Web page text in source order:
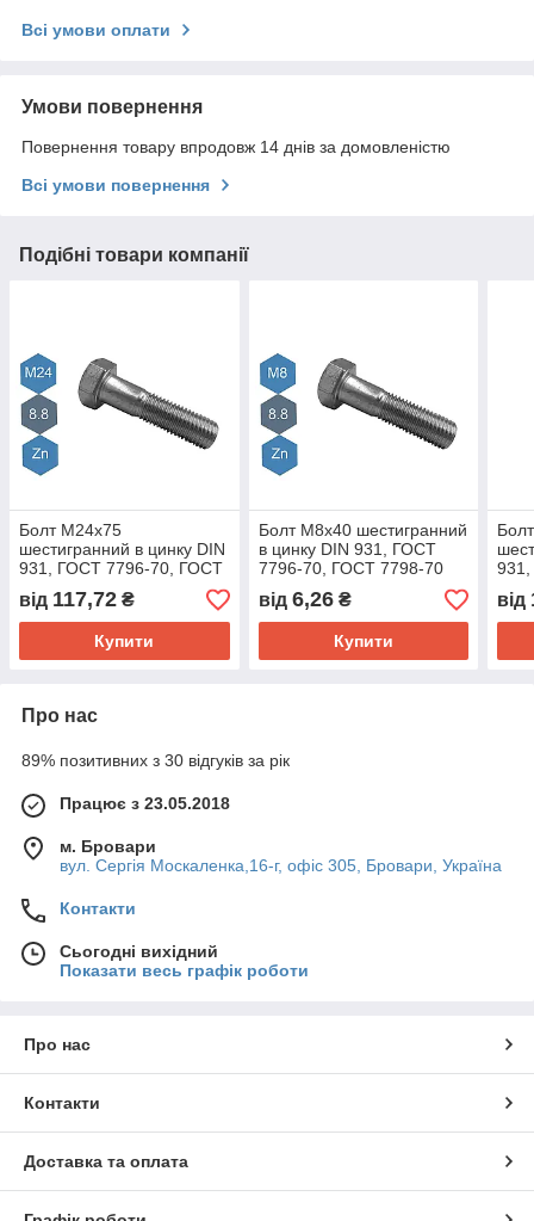
Всі умови оплати
Умови повернення
Повернення товару впродовж 14 днів за домовленістю
Всі умови повернення
Подібні товари компанії
Болт M24х75
шестигранний в цинку DIN
931, ГОСТ 7796-70, ГОСТ
7798-70 клас міцності 8.8
від 117,72 ₴
Купити
Болт M8х40 шестигранний
в цинку DIN 931, ГОСТ
7796-70, ГОСТ 7798-70
клас міцності 8.8
від 6,26₴
Купити
від
Про нас
89% позитивних з 30 відгуків за рік
Працює з 23.05.2018
м. Бровари
вул. Сергія Москаленка,16-г, офіс 305, Бровари, Україна
Контакти
Сьогодні вихідний
Показати весь графік роботи
Про нас
Контакти
Доставка та оплата